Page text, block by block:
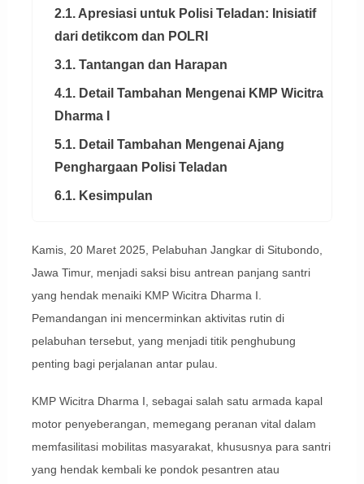
2.1. Apresiasi untuk Polisi Teladan: Inisiatif
dari detikcom dan POLRI
3.1. Tantangan dan Harapan
4.1. Detail Tambahan Mengenai KMP Wicitra
Dharma I
5.1. Detail Tambahan Mengenai Ajang
Penghargaan Polisi Teladan
6.1. Kesimpulan
Kamis, 20 Maret 2025, Pelabuhan Jangkar di Situbondo,
Jawa Timur, menjadi saksi bisu antrean panjang santri
yang hendak menaiki KMP Wicitra Dharma I.
Pemandangan ini mencerminkan aktivitas rutin di
pelabuhan tersebut, yang menjadi titik penghubung
penting bagi perjalanan antar pulau.
KMP Wicitra Dharma I, sebagai salah satu armada kapal
motor penyeberangan, memegang peranan vital dalam
memfasilitasi mobilitas masyarakat, khususnya para santri
yang hendak kembali ke pondok pesantren atau